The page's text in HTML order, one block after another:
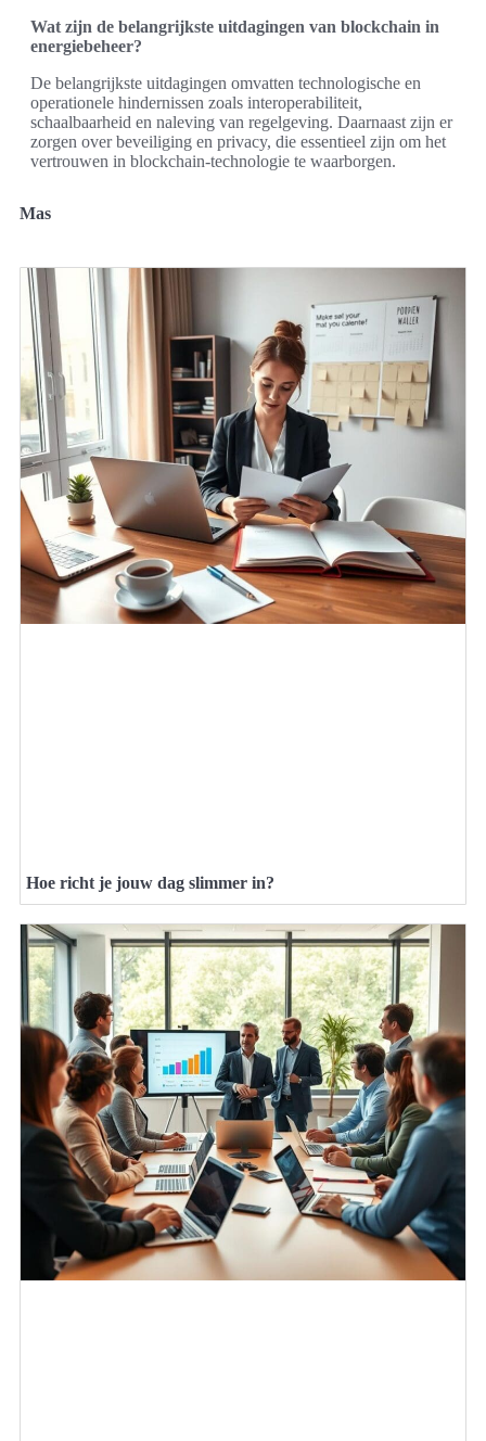
Wat zijn de belangrijkste uitdagingen van blockchain in
energiebeheer?
De belangrijkste uitdagingen omvatten technologische en
operationele hindernissen zoals interoperabiliteit,
schaalbaarheid en naleving van regelgeving. Daarnaast zijn er
zorgen over beveiliging en privacy, die essentieel zijn om het
vertrouwen in blockchain-technologie te waarborgen.
Mas
Hoe richt je jouw dag slimmer in?